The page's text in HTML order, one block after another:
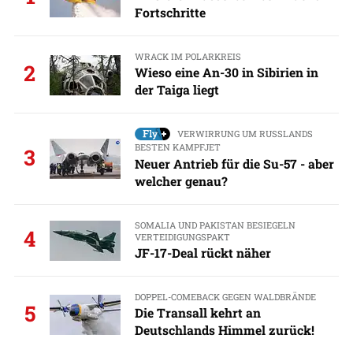
Fortschritte
2
WRACK IM POLARKREIS
Wieso eine An-30 in Sibirien in
der Taiga liegt
3
VERWIRRUNG UM RUSSLANDS
BESTEN KAMPFJET
Neuer Antrieb für die Su-57 - aber
welcher genau?
4
SOMALIA UND PAKISTAN BESIEGELN
VERTEIDIGUNGSPAKT
JF-17-Deal rückt näher
5
DOPPEL-COMEBACK GEGEN WALDBRÄNDE
Die Transall kehrt an
Deutschlands Himmel zurück!